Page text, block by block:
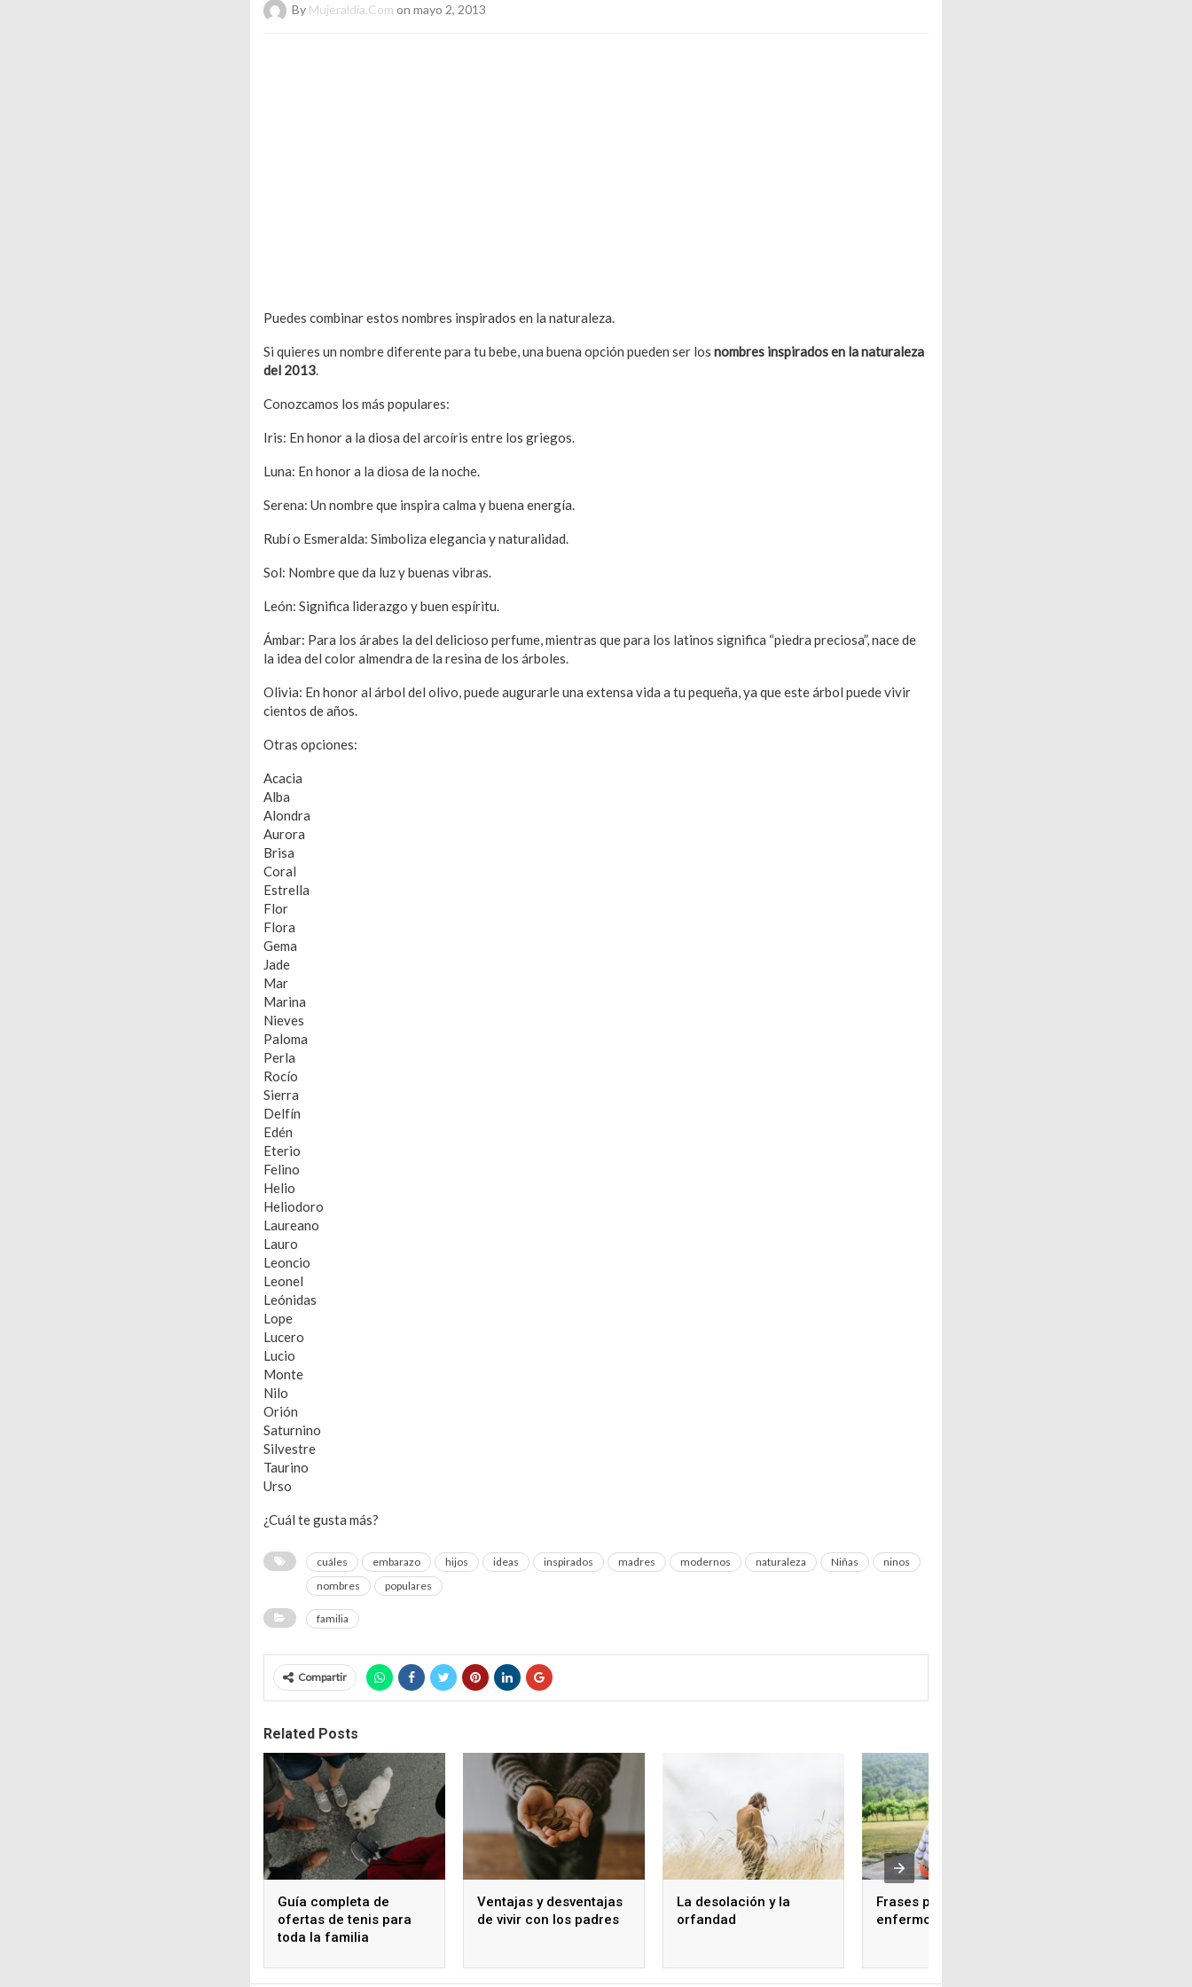
By Mujeraldia.com on mayo 2, 2013
Puedes combinar estos nombres inspirados en la naturaleza.
Si quieres un nombre diferente para tu bebe, una buena opción pueden ser los nombres inspirados en la naturaleza
del 2013.
Conozcamos los más populares:
Iris: En honor a la diosa del arcoíris entre los griegos.
Luna: En honor a la diosa de la noche.
Serena: Un nombre que inspira calma y buena energía.
Rubí o Esmeralda: Simboliza elegancia y naturalidad.
Sol: Nombre que da luz y buenas vibras.
León: Significa liderazgo y buen espíritu.
Ámbar: Para los árabes la del delicioso perfume, mientras que para los latinos significa “piedra preciosa”, nace de
la idea del color almendra de la resina de los árboles.
Olivia: En honor al árbol del olivo, puede augurarle una extensa vida a tu pequeña, ya que este árbol puede vivir
cientos de años.
Otras opciones:
Acacia
Alba
Alondra
Aurora
Brisa
Coral
Estrella
Flor
Flora
Gema
Jade
Mar
Marina
Nieves
Paloma
Perla
Rocío
Sierra
Delfín
Edén
Eterio
Felino
Helio
Heliodoro
Laureano
Lauro
Leoncio
Leonel
Leónidas
Lope
Lucero
Lucio
Monte
Nilo
Orión
Saturnino
Silvestre
Taurino
Urso
¿Cuál te gusta más?
cuáles embarazo hijos ideas inspirados madres modernos naturaleza Niñas
ninos
nombres
populares
familia
Compartir
Related Posts
Guía completa de
ofertas de tenis para
toda la familia
Ventajas y desventajas
de vivir con los padres
La desolación y la
orfandad
Frases para abuelos
enfermos